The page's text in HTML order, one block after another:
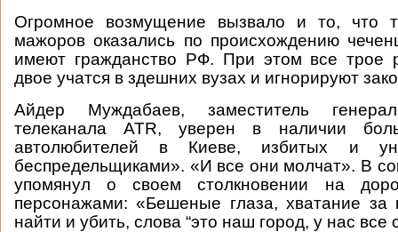
Огромное возмущение вызвало и то, что
мажоров оказались по происхождению
имеют гражданство РФ. При этом все трое
двое учатся в здешних вузах и игнорируют
Айдер Муждабаев, заместитель
телеканала ATR, уверен в наличии
автолюбителей в Киеве, избитых и
беспредельщиками». «И все они молчат». В
упомянул о своем столкновении на
персонажами: «Бешеные глаза, хватание за
найти и убить, слова “это наш город, у нас все